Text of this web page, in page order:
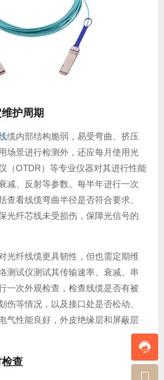
护周期
缆内部结构脆弱，易受弯曲、挤压
场景进行检测外，还应每月使用光
（OTDR）等专业仪器对其进行性能
减、反射等参数。每半年进行一次
查看线缆弯曲半径是否符合要求、
光纤芯线未受损伤，保障光信号的
光纤线缆更具韧性，但也需定期维
测试仪测试其传输速率、衰减、串
一次外观检查，检查线缆是否有被
伤等情况，以及接口处是否松动、
气性能良好，外皮绝缘层和屏蔽层
查